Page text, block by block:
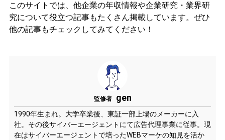
このサイトでは、他企業の年収情報や企業研究・業界研
究について役立つ記事もたくさん掲載しています。ぜひ
他の記事もチェックしてみてください！
監修者 gen
1990年生まれ。大学卒業後、東証一部上場のメーカーに入
社。その後サイバーエージェントにて広告代理事業に従事。現
在はサイバーエージェントで培ったWEBマーケの知見を活か